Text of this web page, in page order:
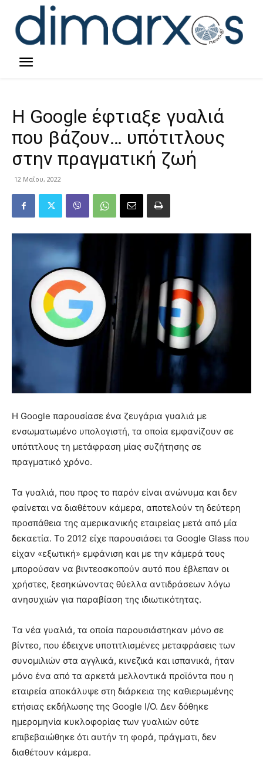
Η Google έφτιαξε γυαλιά
που βάζουν… υπότιτλους
στην πραγματική ζωή
12 Μαΐου, 2022
Η Google παρουσίασε ένα ζευγάρια γυαλιά με
ενσωματωμένο υπολογιστή, τα οποία εμφανίζουν σε
υπότιτλους τη μετάφραση μίας συζήτησης σε
πραγματικό χρόνο.
Τα γυαλιά, που προς το παρόν είναι ανώνυμα και δεν
φαίνεται να διαθέτουν κάμερα, αποτελούν τη δεύτερη
προσπάθεια της αμερικανικής εταιρείας μετά από μία
δεκαετία. Το 2012 είχε παρουσιάσει τα Google Glass που
είχαν «εξωτική» εμφάνιση και με την κάμερά τους
μπορούσαν να βιντεοσκοπούν αυτό που έβλεπαν οι
χρήστες, ξεσηκώνοντας θύελλα αντιδράσεων λόγω
ανησυχιών για παραβίαση της ιδιωτικότητας.
Τα νέα γυαλιά, τα οποία παρουσιάστηκαν μόνο σε
βίντεο, που έδειχνε υποτιτλισμένες μεταφράσεις των
συνομιλιών στα αγγλικά, κινεζικά και ισπανικά, ήταν
μόνο ένα από τα αρκετά μελλοντικά προϊόντα που η
εταιρεία αποκάλυψε στη διάρκεια της καθιερωμένης
ετήσιας εκδήλωσης της Google I/O. Δεν δόθηκε
ημερομηνία κυκλοφορίας των γυαλιών ούτε
επιβεβαιώθηκε ότι αυτήν τη φορά, πράγματι, δεν
διαθέτουν κάμερα.